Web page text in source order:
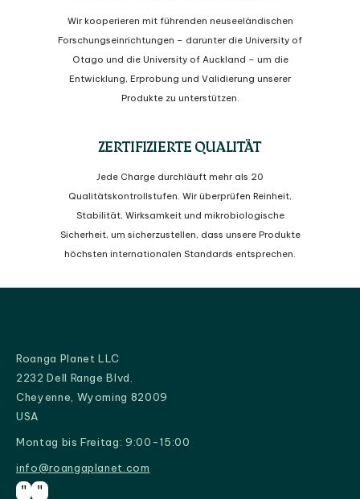
Wir kooperieren mit führenden neuseeländischen
Forschungseinrichtungen – darunter die University of
Otago und die University of Auckland – um die
Entwicklung, Erprobung und Validierung unserer
Produkte zu unterstützen.
ZERTIFIZIERTE QUALITÄT
Jede Charge durchläuft mehr als 20
Qualitätskontrollstufen. Wir überprüfen Reinheit,
Stabilität, Wirksamkeit und mikrobiologische
Sicherheit, um sicherzustellen, dass unsere Produkte
höchsten internationalen Standards entsprechen.
Roanga Planet LLC
2232 Dell Range Blvd.
Cheyenne, Wyoming 82009
USA
Montag bis Freitag: 9:00-15:00
info@roangaplanet.com
info@roangaplanet.com
" "